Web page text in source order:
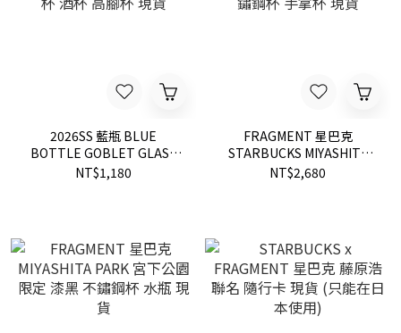
2026SS 藍瓶 BLUE
BOTTLE GOBLET GLASS
竹內茂一郎 MOHEIM 聯名 玻
NT$1,180
FRAGMENT 星巴克
STARBUCKS MIYASHITA
PARK 宮下公園 限定 漆黑 不
NT$2,680